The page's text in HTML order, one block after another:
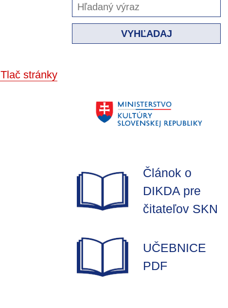
Tlač stránky
VYHĽADAJ
Článok o
DIKDA pre
čitateľov SKN
UČEBNICE
PDF